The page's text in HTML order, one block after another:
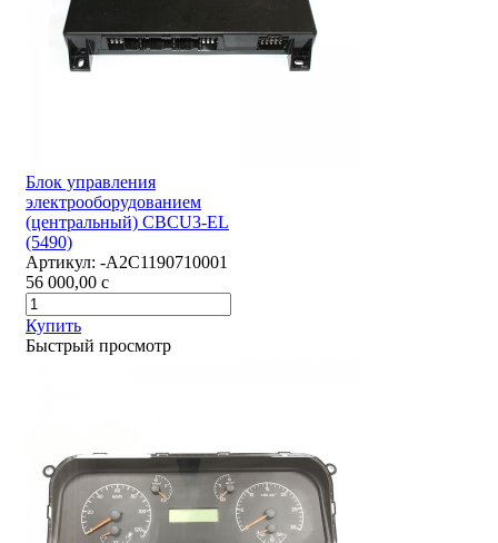
Блок управления
электрооборудованием
(центральный) CBCU3-EL
(5490)
Артикул: -А2С1190710001
56 000,00 c
Купить
Быстрый просмотр